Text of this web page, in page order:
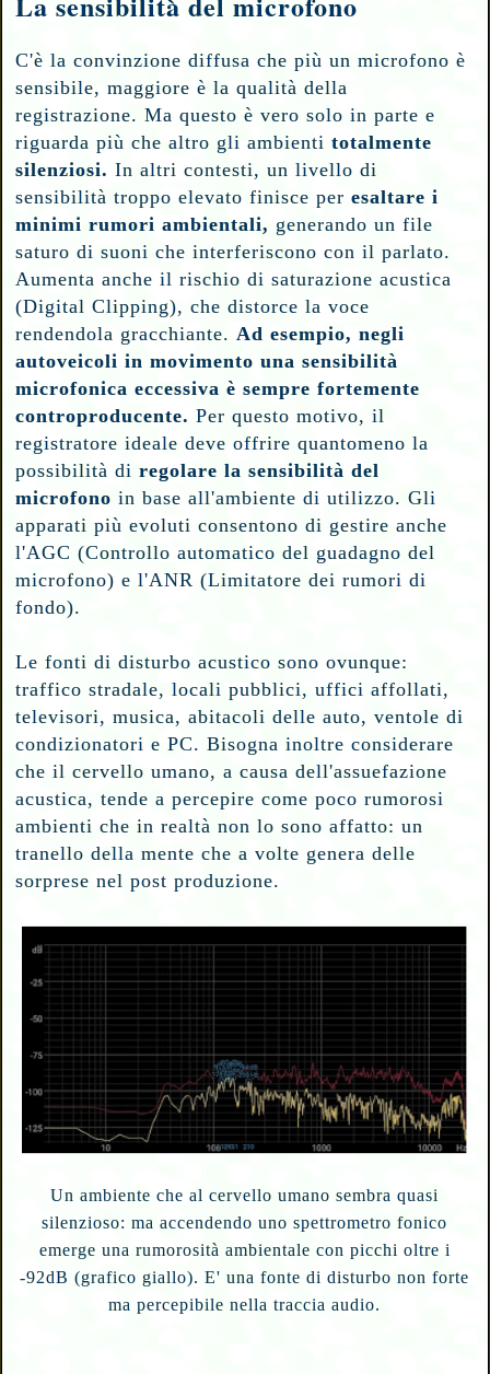
C'è la convinzione diffusa che più un microfono è
sensibile, maggiore è la qualità della
registrazione. Ma questo è vero solo in parte e
riguarda più che altro gli ambientitotalmente
silenziosi. In altri contesti, un livello di
sensibilità troppo elevato finisce peresaltare i
minimi rumori ambientali, generando un file
saturo di suoni che interferiscono con il parlato.
Aumenta anche il rischio di saturazione acustica
(Digital Clipping), che distorce la voce
rendendola gracchiante.Ad esempio, negli
autoveicoli in movimento una sensibilità
microfonica eccessiva è sempre fortemente
controproducente.Per questo motivo, il
registratore ideale deve offrire quantomeno la
possibilità diregolare la sensibilità del
microfonoin base all'ambiente di utilizzo. Gli
apparati più evoluti consentono di gestire anche
l'AGC (Controllo automatico del guadagno del
microfono) e l'ANR (Limitatore dei rumori di
fondo).
Le fonti di disturbo acustico sono ovunque:
traffico stradale, locali pubblici, uffici affollati,
televisori, musica, abitacoli delle auto, ventole di
condizionatori e PC. Bisogna inoltre considerare
che il cervello umano, a causa dell'assuefazione
acustica, tende a percepire come poco rumorosi
ambienti che in realtà non lo sono affatto: un
tranello della mente che a volte genera delle
sorprese nel post produzione.
Un ambiente che al cervello umano sembra quasi
silenzioso: ma accendendo uno spettrometro fonico
emerge una rumorosità ambientale con picchi oltre i
-92dB (grafico giallo). E' una fonte di disturbo non forte
ma percepibile nella traccia audio.